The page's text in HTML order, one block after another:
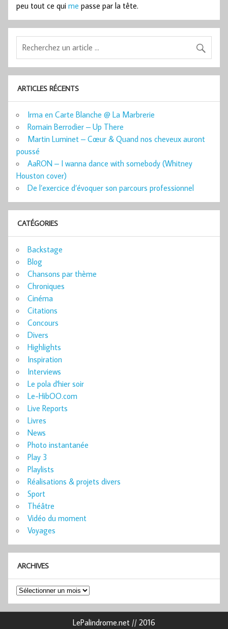
peu tout ce qui me passe par la tête.
ARTICLES RÉCENTS
Irma en Carte Blanche @ La Marbrerie
Romain Berrodier – Up There
Martin Luminet – Cœur & Quand nos cheveux auront
poussé
AaRON – I wanna dance with somebody (Whitney
Houston cover)
De l’exercice d’évoquer son parcours professionnel
CATÉGORIES
Backstage
Blog
Chansons par thème
Chroniques
Cinéma
Citations
Concours
Divers
Highlights
Inspiration
Interviews
Le pola d'hier soir
Le-HibOO.com
Live Reports
Livres
News
Photo instantanée
Play 3
Playlists
Réalisations & projets divers
Sport
Théâtre
Vidéo du moment
Voyages
ARCHIVES
Archives
LePalindrome.net // 2016